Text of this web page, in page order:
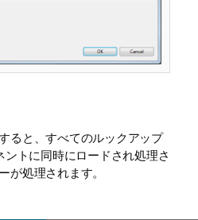
ると、すべてのルックアップ
ントに同時にロードされ処理さ
が処理されます。